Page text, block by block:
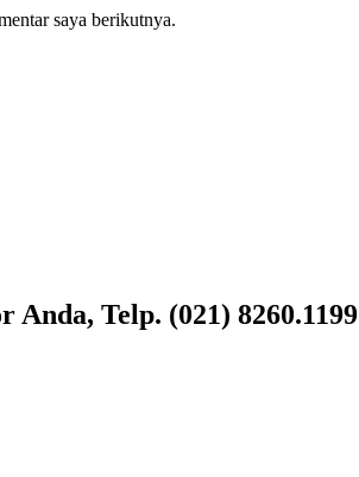
saya berikutnya.
Telp. (021) 8260.1199